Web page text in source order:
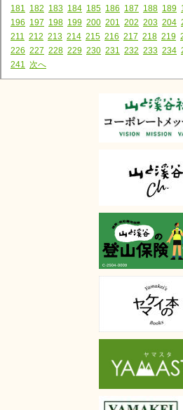
181
182 183 184 185 186 187 188 189
196 197 198 199 200 201 202 203 204
211
212 213 214 215 216 217 218 219
226 227 228 229 230 231 232 233 234
241
次へ